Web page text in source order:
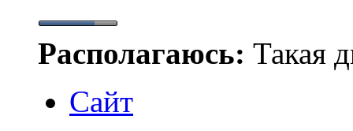
Располагаюсь: Такая
Сайт